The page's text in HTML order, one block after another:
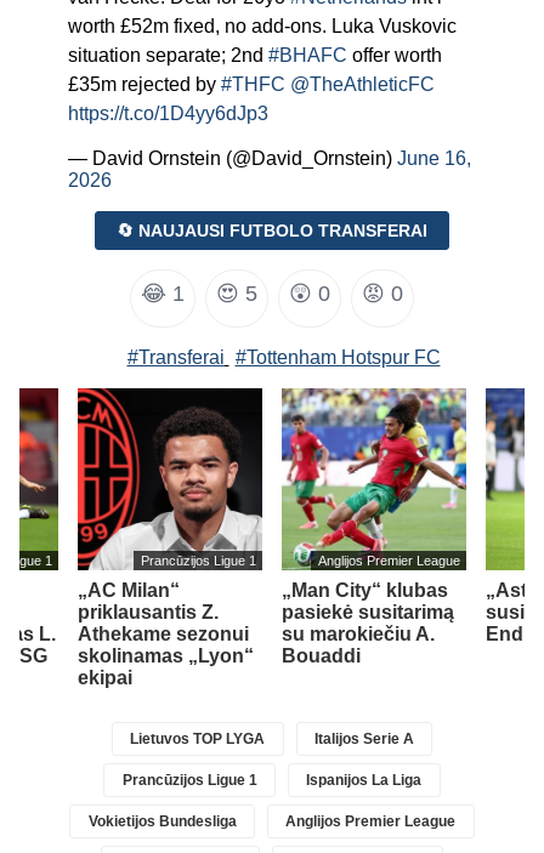
worth £52m fixed, no add-ons. Luka Vuskovic
situation separate; 2nd #BHAFC offer worth
£35m rejected by #THFC @TheAthleticFC
https://t.co/1D4yy6dJp3
— David Ornstein (@David_Ornstein) June 16,
2026
🔄 NAUJAUSI FUTBOLO TRANSFERAI
😂 1 😍 5 😲 0 😡 0
#Transferai #Tottenham Hotspur FC
Ligue 1
L.
PSG
Prancūzijos Ligue 1
„AC Milan“
priklausantis Z.
Athekame sezonui
skolinamas „Lyon“
ekipai
Anglijos Premier League
„Man City“ klubas
pasiekė susitarimą
su marokiečiu A.
Bouaddi
Lietuvos TOP LYGA Italijos Serie A
Prancūzijos Ligue 1 Ispanijos La Liga
Vokietijos Bundesliga Anglijos Premier League